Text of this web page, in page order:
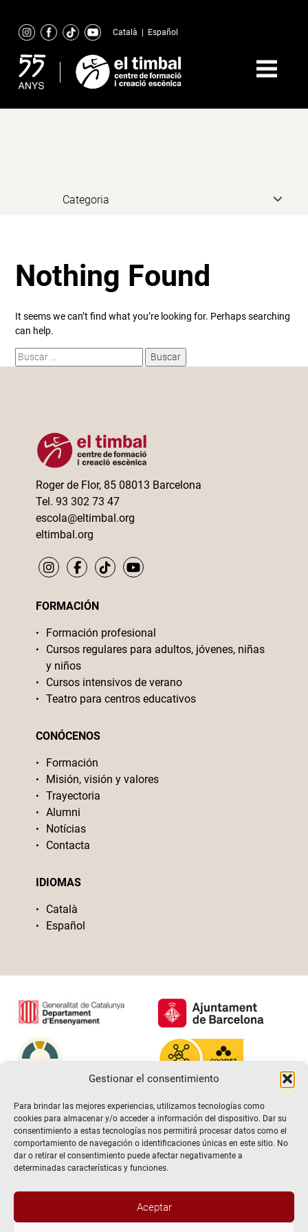
Gestionar el consentimiento
Para brindar las mejores experiencias, utilizamos tecnologías como
cookies para almacenar y/o acceder a información del dispositivo. Dar su
consentimiento a estas tecnologías nos permitirá procesar datos como el
comportamiento de navegación o identificaciones únicas en este sitio. No
dar o retirar el consentimiento puede afectar negativamente a
determinadas características y funciones.
Aceptar
content
Català Español
Nothing Found
It seems we can’t find what you’re looking for. Perhaps searching
can help.
Buscar:
Roger de Flor, 85 08013 Barcelona
Tel. 93 302 73 47
escola@eltimbal.org
eltimbal.org
FORMACIÓN
Formación profesional
Cursos regulares para adultos, jóvenes, niñas
y niños
Cursos intensivos de verano
Teatro para centros educativos
CONÓCENOS
Formación
Misión, visión y valores
Trayectoria
Alumni
Notícias
Contacta
IDIOMAS
Català
Español